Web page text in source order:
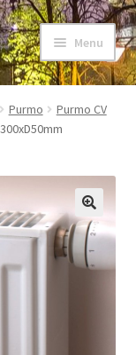
Menu
Purmo
Purmo CV